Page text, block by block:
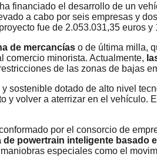
ha financiado el desarrollo de un
a cabo por seis empresas y
fue de 2.053.031,35 euros y
de mercancías o de última milla,
comercio minorista. Actualmente,
de las zonas de bajas
y sostenible dotado de alto nivel
volver a aterrizar en el vehículo.
por el consorcio de
de powertrain inteligente basado
especiales como el